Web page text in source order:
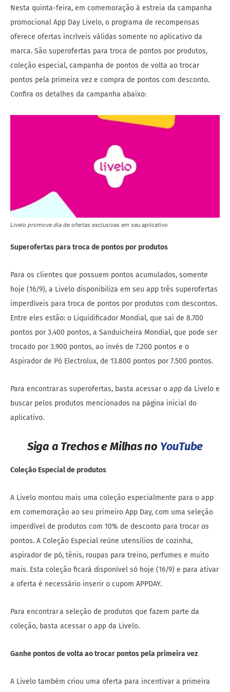
Nesta quinta-feira, em comemoração à estreia da campanha
promocional App Day Livelo, o programa de recompensas
oferece ofertas incríveis válidas somente no aplicativo da
marca. São superofertas para troca de pontos por produtos,
coleção especial, campanha de pontos de volta ao trocar
pontos pela primeira vez e compra de pontos com desconto.
Confira os detalhes da campanha abaixo:
Livelo promove dia de ofertas exclusivas em seu aplicativo
Superofertas para troca de pontos por produtos
Para os clientes que possuem pontos acumulados, somente
hoje (16/9), a Livelo disponibiliza em seu app três superofertas
imperdíveis para troca de pontos por produtos com descontos.
Entre eles estão: o Liquidificador Mondial, que sai de 8.700
pontos por 3.400 pontos, a Sanduicheira Mondial, que pode ser
trocado por 3.900 pontos, ao invés de 7.200 pontos e o
Aspirador de Pó Electrolux, de 13.800 pontos por 7.500 pontos.
Para encontrar as superofertas, basta acessar o app da Livelo e
buscar pelos produtos mencionados na página inicial do
aplicativo.
Siga a Trechos e Milhas no YouTube
Coleção Especial de produtos
A Livelo montou mais uma coleção especialmente para o app
em comemoração ao seu primeiro App Day, com uma seleção
imperdível de produtos com 10% de desconto para trocar os
pontos. A Coleção Especial reúne utensílios de cozinha,
aspirador de pó, tênis, roupas para treino, perfumes e muito
mais. Esta coleção ficará disponível só hoje (16/9) e para ativar
a oferta é necessário inserir o cupom APPDAY.
Para encontrar a seleção de produtos que fazem parte da
coleção, basta acessar o app da Livelo.
Ganhe pontos de volta ao trocar pontos pela primeira vez
A Livelo também criou uma oferta para incentivar a primeira